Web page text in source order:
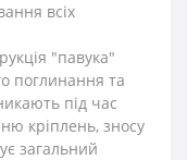
всіх
"павука"
поглинання та
під час
кріплень, зносу
загальний